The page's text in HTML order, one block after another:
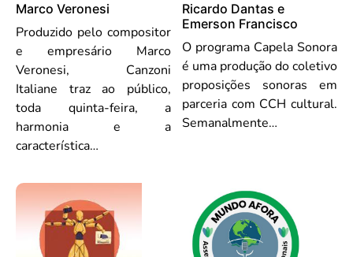
Marco Veronesi
Produzido pelo compositor
e empresário Marco
Veronesi, Canzoni
Italiane traz ao público,
toda quinta-feira, a
harmonia e a
característica…
Ricardo Dantas e
Emerson Francisco
O programa Capela Sonora
é uma produção do coletivo
proposições sonoras em
parceria com CCH cultural.
Semanalmente…